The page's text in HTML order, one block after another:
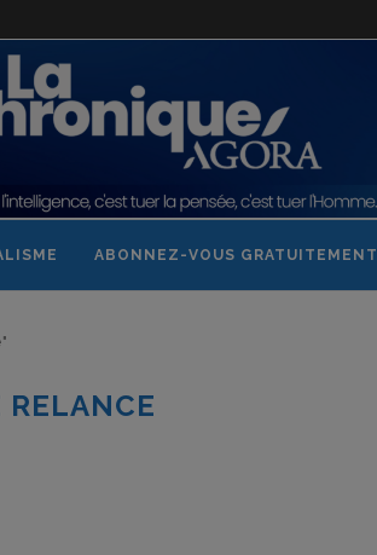
ABONNEZ-VOUS GRATUITEMENT
RELANCE